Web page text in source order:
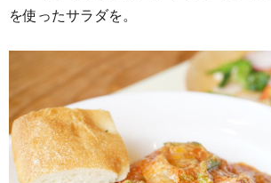
を使ったサラダを。